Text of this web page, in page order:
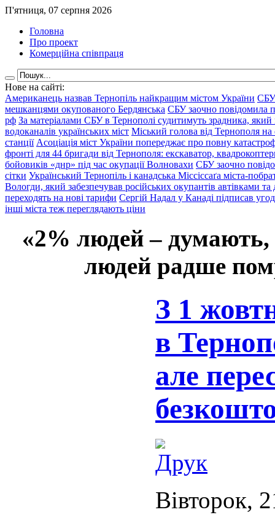
П'ятниця, 07 серпня 2026
Головна
Про проект
Комерційна співпраця
Нове на сайті:
Американець назвав Тернопіль найкращим містом України СБУ
мешканцями окупованого Бердянська СБУ заочно повідомила
рф За матеріалами СБУ в Тернополі судитимуть зрадника, який
водоканалів українських міст Міський голова від Тернополя
станції Асоціація міст України попереджає про повну
фронті для 44 бригади від Тернополя: екскаватор,
бойовиків «днр» під час окупації Волновахи СБУ заочно
сітки Український Тернопіль і канадська Міссіссаґа міста-
Вологди, який забезпечував російських окупантів автівками
переходять на нові тарифи Сергій Надал у Канаді підписав
інші міста теж переглядають ціни
«2% людей –
людей радше
З 1
в
але
Вівторок,